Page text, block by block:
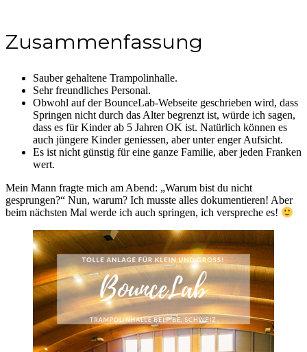
Zusammenfassung
Sauber gehaltene Trampolinhalle.
Sehr freundliches Personal.
Obwohl auf der BounceLab-Webseite geschrieben wird, dass
Springen nicht durch das Alter begrenzt ist, würde ich sagen,
dass es für Kinder ab 5 Jahren OK ist. Natürlich können es
auch jüngere Kinder geniessen, aber unter enger Aufsicht.
Es ist nicht günstig für eine ganze Familie, aber jeden Franken
wert.
Mein Mann fragte mich am Abend: „Warum bist du nicht
gesprungen?“ Nun, warum? Ich musste alles dokumentieren! Aber
beim nächsten Mal werde ich auch springen, ich verspreche es!